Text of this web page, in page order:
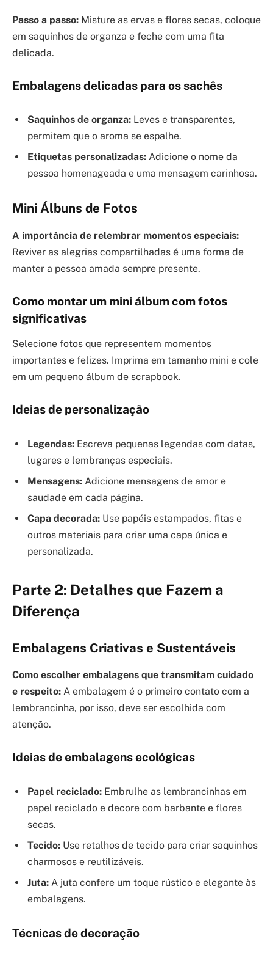
Passo a passo: Misture as ervas e flores secas, coloque
em saquinhos de organza e feche com uma fita
delicada.
Embalagens delicadas para os sachês
Saquinhos de organza: Leves e transparentes,
permitem que o aroma se espalhe.
Etiquetas personalizadas: Adicione o nome da
pessoa homenageada e uma mensagem carinhosa.
Mini Álbuns de Fotos
A importância de relembrar momentos especiais:
Reviver as alegrias compartilhadas é uma forma de
manter a pessoa amada sempre presente.
Como montar um mini álbum com fotos
significativas
Selecione fotos que representem momentos
importantes e felizes. Imprima em tamanho mini e cole
em um pequeno álbum de scrapbook.
Ideias de personalização
Legendas: Escreva pequenas legendas com datas,
lugares e lembranças especiais.
Mensagens: Adicione mensagens de amor e
saudade em cada página.
Capa decorada: Use papéis estampados, fitas e
outros materiais para criar uma capa única e
personalizada.
Parte 2: Detalhes que Fazem a
Diferença
Embalagens Criativas e Sustentáveis
Como escolher embalagens que transmitam cuidado
e respeito: A embalagem é o primeiro contato com a
lembrancinha, por isso, deve ser escolhida com
atenção.
Ideias de embalagens ecológicas
Papel reciclado: Embrulhe as lembrancinhas em
papel reciclado e decore com barbante e flores
secas.
Tecido: Use retalhos de tecido para criar saquinhos
charmosos e reutilizáveis.
Juta: A juta confere um toque rústico e elegante às
embalagens.
Técnicas de decoração